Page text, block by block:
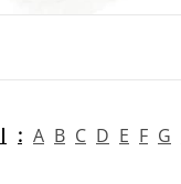
A B C D E F G